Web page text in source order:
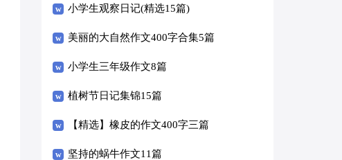
小学生观察日记(精选15篇)
美丽的大自然作文400字合集5篇
小学生三年级作文8篇
植树节日记集锦15篇
【精选】橡皮的作文400字三篇
坚持的蜗牛作文11篇